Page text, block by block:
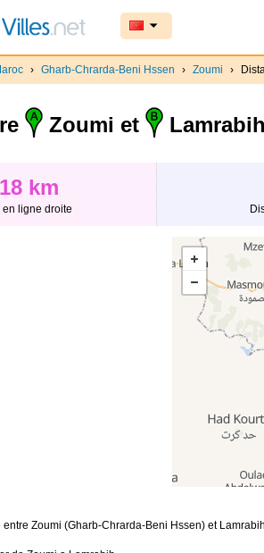
› Gharb-Chrarda-Beni Hssen › Zoumi ›
Zoumi et Lamrabih
km
en ligne droite
Zoumi (Gharb-Chrarda-Beni Hssen) et